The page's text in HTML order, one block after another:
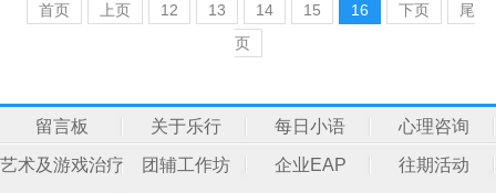
首页 上页 12 13 14 15 16 下页
尾
页
留言板 关于乐行 每日小语 心理咨询
艺术及游戏治疗 团辅工作坊 企业EAP 往期活动